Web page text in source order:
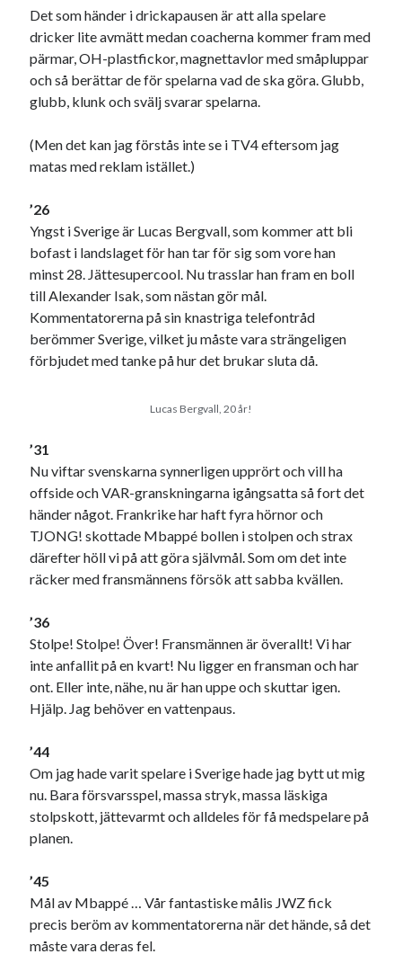
Det som händer i drickapausen är att alla spelare
dricker lite avmätt medan coacherna kommer fram med
pärmar, OH-plastfickor, magnettavlor med småpluppar
och så berättar de för spelarna vad de ska göra. Glubb,
glubb, klunk och svälj svarar spelarna.
(Men det kan jag förstås inte se i TV4 eftersom jag
matas med reklam istället.)
’26
Yngst i Sverige är Lucas Bergvall, som kommer att bli
bofast i landslaget för han tar för sig som vore han
minst 28. Jättesupercool. Nu trasslar han fram en boll
till Alexander Isak, som nästan gör mål.
Kommentatorerna på sin knastriga telefontråd
berömmer Sverige, vilket ju måste vara strängeligen
förbjudet med tanke på hur det brukar sluta då.
Lucas Bergvall, 20 år!
’31
Nu viftar svenskarna synnerligen upprört och vill ha
offside och VAR-granskningarna igångsatta så fort det
händer något. Frankrike har haft fyra hörnor och
TJONG! skottade Mbappé bollen i stolpen och strax
därefter höll vi på att göra självmål. Som om det inte
räcker med fransmännens försök att sabba kvällen.
’36
Stolpe! Stolpe! Över! Fransmännen är överallt! Vi har
inte anfallit på en kvart! Nu ligger en fransman och har
ont. Eller inte, nähe, nu är han uppe och skuttar igen.
Hjälp. Jag behöver en vattenpaus.
’44
Om jag hade varit spelare i Sverige hade jag bytt ut mig
nu. Bara försvarsspel, massa stryk, massa läskiga
stolpskott, jättevarmt och alldeles för få medspelare på
planen.
’45
Mål av Mbappé … Vår fantastiske målis JWZ fick
precis beröm av kommentatorerna när det hände, så det
måste vara deras fel.